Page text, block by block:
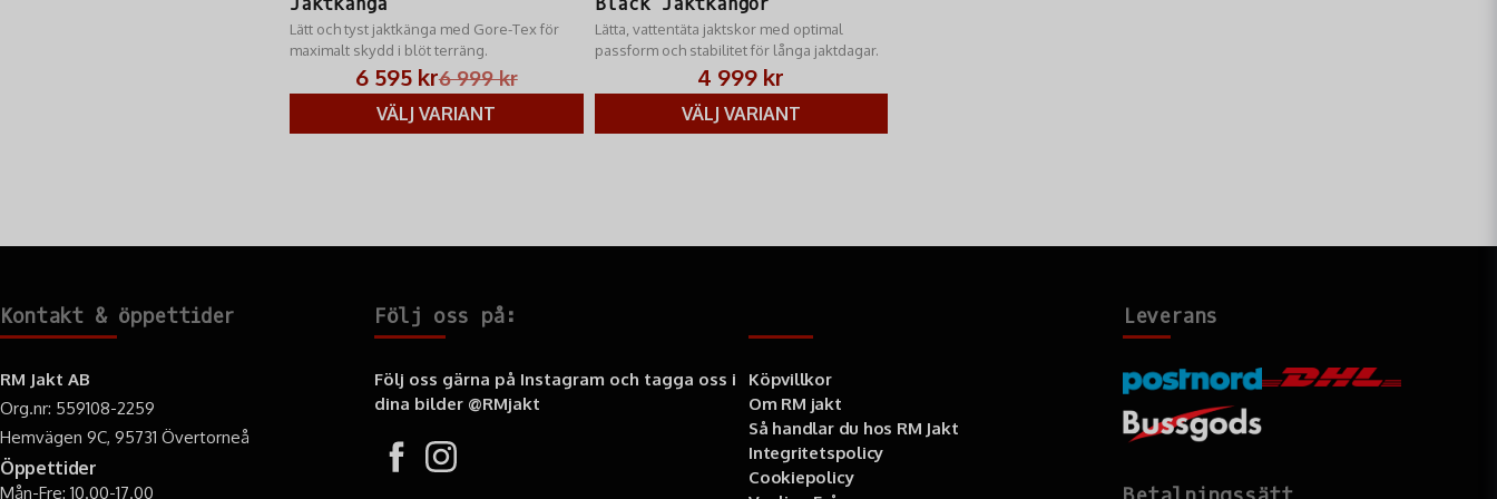
Lätt och tyst jaktkänga med Gore-Tex för
maximalt skydd i blöt terräng.
6 999 kr
6 595 kr
VÄLJ VARIANT
Lätta, vattentäta jaktskor med optimal
passform och stabilitet för långa jaktdagar.
4 999 kr
VÄLJ VARIANT
Kontakt & öppettider
RM Jakt AB
Org.nr: 559108-2259
Hemvägen 9C, 95731 Övertorneå
Öppettider
Mån-Fre: 10.00-17.00
Följ oss på:
Följ oss gärna på Instagram och tagga oss i
dina bilder @RMjakt
Köpvillkor
Om RM jakt
Så handlar du hos RM Jakt
Integritetspolicy
Cookiepolicy
Leverans